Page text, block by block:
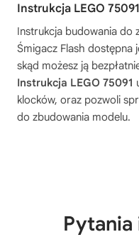
Instrukcja LEGO
Instrukcja budowania do
Śmigacz Flash dostępna
skąd możesz ją
Instrukcja LEGO 75091
klocków, oraz pozwoli
do zbudowania modelu.